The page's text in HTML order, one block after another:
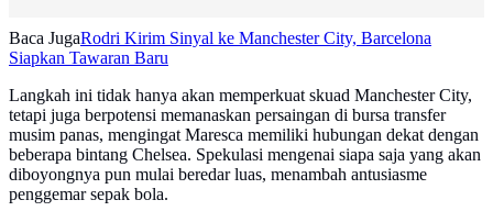
Baca JugaRodri Kirim Sinyal ke Manchester City, Barcelona
Siapkan Tawaran Baru
Langkah ini tidak hanya akan memperkuat skuad Manchester City,
tetapi juga berpotensi memanaskan persaingan di bursa transfer
musim panas, mengingat Maresca memiliki hubungan dekat dengan
beberapa bintang Chelsea. Spekulasi mengenai siapa saja yang akan
diboyongnya pun mulai beredar luas, menambah antusiasme
penggemar sepak bola.